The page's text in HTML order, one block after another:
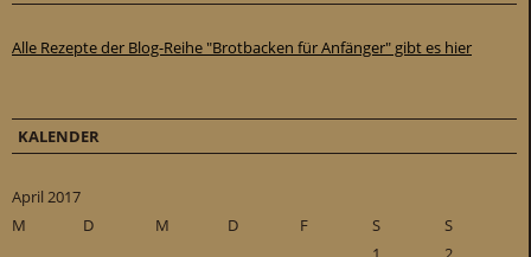
Alle Rezepte der Blog-Reihe "Brotbacken für Anfänger" gibt es hier
KALENDER
April 2017
M
D M D F S
S